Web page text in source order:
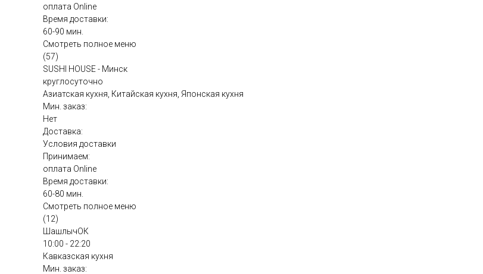
оплата Online
Время доставки:
60-90 мин.
Смотреть полное меню
(57)
SUSHI HOUSE - Минск
круглосуточно
Азиатская кухня, Китайская кухня, Японская кухня
Мин. заказ:
Нет
Доставка:
Условия доставки
Принимаем:
оплата Online
Время доставки:
60-80 мин.
Смотреть полное меню
(12)
ШашлычОК
10:00 - 22:20
Кавказская кухня
Мин. заказ: